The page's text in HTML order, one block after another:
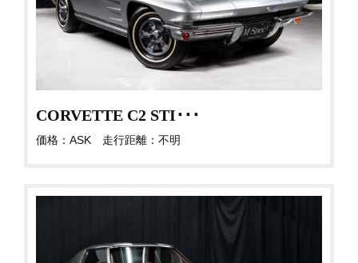
CORVETTE C2 STI･･･
価格：ASK 走行距離：不明